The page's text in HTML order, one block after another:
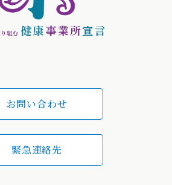
お問い合わせ
緊急連絡先